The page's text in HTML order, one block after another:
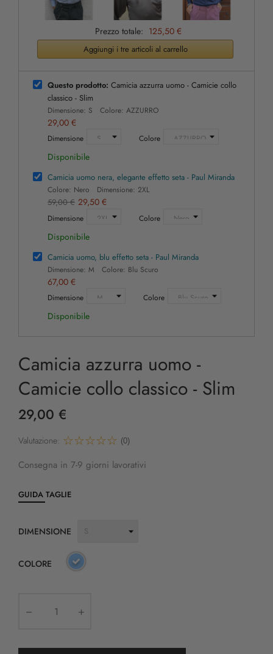
Prezzo totale: 125,50 €
Aggiungi i tre articoli al carrello
Questo prodotto: Camicia azzurra uomo - Camicie collo
classico - Slim
Dimensione: S Colore: AZZURRO
29,00 €
Dimensione Colore
Disponibile
Camicia uomo nera, elegante effetto seta - Paul Miranda
Colore: Nero Dimensione: 2XL
59,00 € 29,50 €
Dimensione Colore
Disponibile
Camicia uomo, blu effetto seta - Paul Miranda
Dimensione: M Colore: Blu Scuro
67,00 €
Dimensione Colore
Disponibile
Camicia azzurra uomo -
Camicie collo classico - Slim
29,00 €
Valutazione: (0)
Consegna in 7-9 giorni lavorativi
GUIDA TAGLIE
DIMENSIONE
COLORE